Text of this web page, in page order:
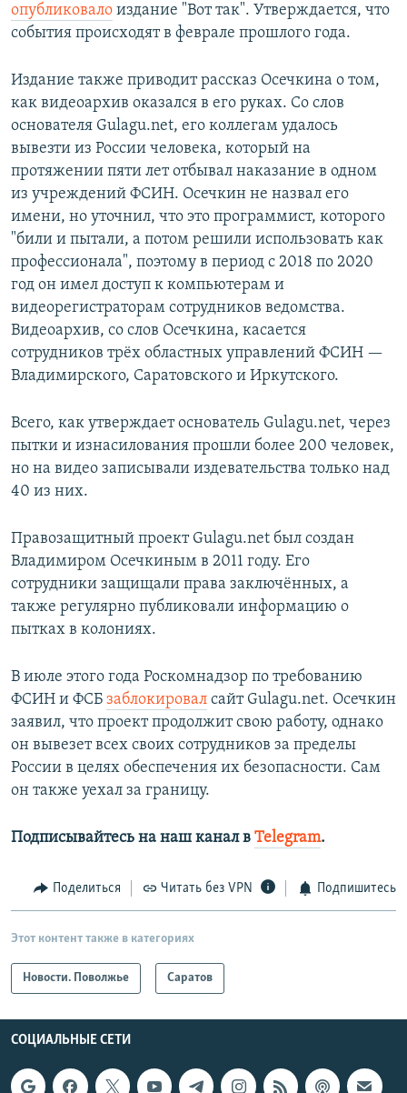
опубликовало издание "Вот так". Утверждается, что
события происходят в феврале прошлого года.
Издание также приводит рассказ Осечкина о том,
как видеоархив оказался в его руках. Со слов
основателя Gulagu.net, его коллегам удалось
вывезти из России человека, который на
протяжении пяти лет отбывал наказание в одном
из учреждений ФСИН. Осечкин не назвал его
имени, но уточнил, что это программист, которого
"били и пытали, а потом решили использовать как
профессионала", поэтому в период с 2018 по 2020
год он имел доступ к компьютерам и
видеорегистраторам сотрудников ведомства.
Видеоархив, со слов Осечкина, касается
сотрудников трёх областных управлений ФСИН —
Владимирского, Саратовского и Иркутского.
Всего, как утверждает основатель Gulagu.net, через
пытки и изнасилования прошли более 200 человек,
но на видео записывали издевательства только над
40 из них.
Правозащитный проект Gulagu.net был создан
Владимиром Осечкиным в 2011 году. Его
сотрудники защищали права заключённых, а
также регулярно публиковали информацию о
пытках в колониях.
В июле этого года Роскомнадзор по требованию
ФСИН и ФСБ заблокировал сайт Gulagu.net. Осечкин
заявил, что проект продолжит свою работу, однако
он вывезет всех своих сотрудников за пределы
России в целях обеспечения их безопасности. Сам
он также уехал за границу.
Подписывайтесь на наш канал в Telegram.
Поделиться Читать без VPN Подпишитесь
Этот контент также в категориях
Новости. Поволжье Саратов
СОЦИАЛЬНЫЕ СЕТИ